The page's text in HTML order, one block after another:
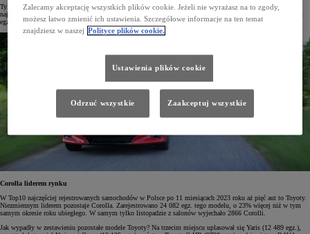
Tylko w listopadzie 2023 roku zarejestrowano 7813 aut Toyoty (wzrost o 24%). Japońska marka jest
najpopularniejsza zarówno wśród firm (5451 egz., 18% udziału), jak i wśród klientów indywidualnych (2362
egz., 20,6% udziału).
Corolla liderem rynku
W Top10 najczęściej rejestrowanych samochodów w Polsce po 11 miesiącach 2023 roku aż pięć aut to Toyoty.
Niezmiennym liderem pozostaje Corolla. Zarejestrowano 24 082 egz. tego modelu, o 23% więcej niż w tym
samym okresie roku ubiegłego. W samym tylko listopadzie z salonów wyjechało 2866 Corolli.
Jak wypadły w zestawieniu pozostałe modele Toyoty? Na trzecim miejscu uplasował się Yaris (12 489 egz.),
Zalecamy akceptację wszystkich plików cookie. Jeżeli nie wyrażasz na to zgody,
możesz łatwo zmienić ich ustawienia. Szczegółowe informacje na ten temat
znajdziesz w naszej Polityce plików cookie.
Ustawienia plików cookie
Odrzuć wszystkie Zaakceptuj wszystkie